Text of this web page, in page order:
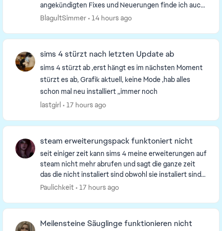
angekündigten Fixes und Neuerungen finde ich auch
BlagultSimmer 14 hours ago
sims 4 stürzt nach letzten Update ab
sims 4 stürzt ab ,erst hängt es im nächsten Moment
stürzt es ab, Grafik aktuell, keine Mode ,hab alles
schon mal neu installiert ,,immer noch
lastgirl
17 hours ago
steam erweiterungspack funktoniert nicht
seit einiger zeit kann sims 4 meine erweiterungen auf
steam nicht mehr abrufen und sagt die ganze zeit
das die nicht instaliert sind obwohl sie instaliert sind
aber das spiel erkennt sie einfach nich...
Paulichkeit 17 hours ago
Meilensteine Säuglinge funktionieren nicht